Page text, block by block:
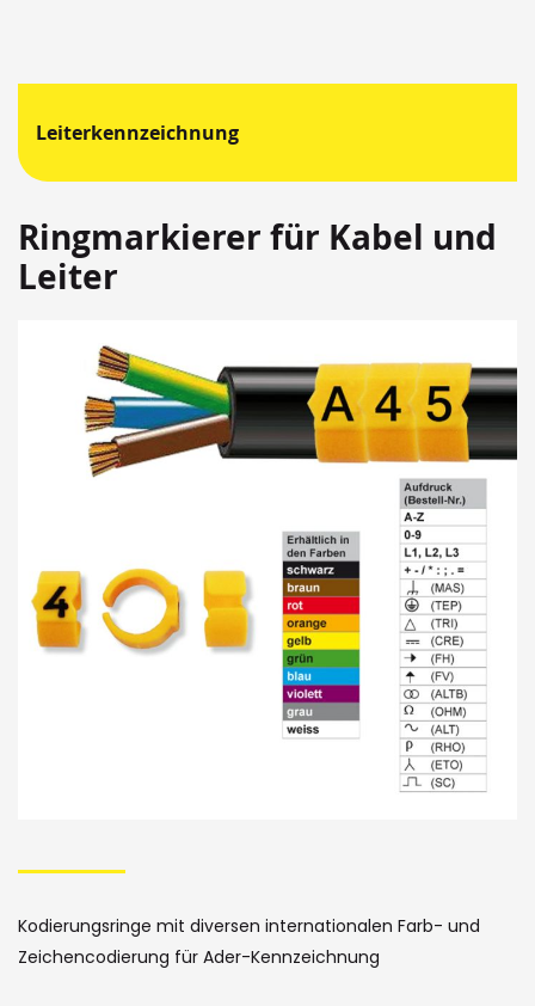
Leiterkennzeichnung
Ringmarkierer für Kabel und
Leiter
Springen
zum
Ende
to
the
beginning
Kodierungsringe mit diversen internationalen Farb- und
Zeichencodierung für Ader-Kennzeichnung